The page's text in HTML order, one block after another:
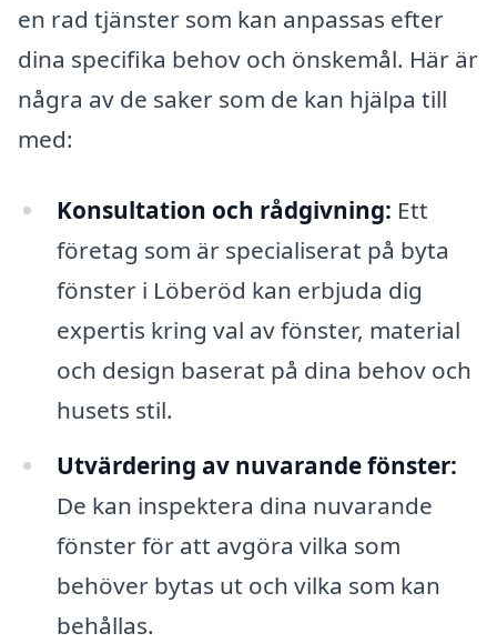
en rad tjänster som kan anpassas efter
dina specifika behov och önskemål. Här är
några av de saker som de kan hjälpa till
med:
Konsultation och rådgivning: Ett
företag som är specialiserat på byta
fönster i Löberöd kan erbjuda dig
expertis kring val av fönster, material
och design baserat på dina behov och
husets stil.
Utvärdering av nuvarande fönster:
De kan inspektera dina nuvarande
fönster för att avgöra vilka som
behöver bytas ut och vilka som kan
behållas.